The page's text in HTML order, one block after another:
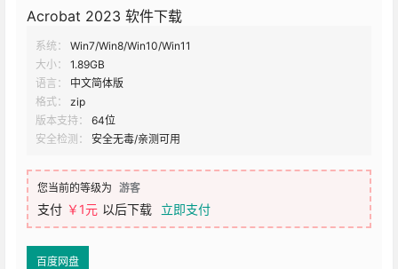
Acrobat 2023 软件下载
系统：
Win7/Win8/Win10/Win11
大小：
1.89GB
语言：
中文简体版
格式：
zip
版本支持：
64位
安全检测：
安全无毒/亲测可用
您当前的等级为 游客
支付 ￥1元 以后下载 立即支付
百度网盘